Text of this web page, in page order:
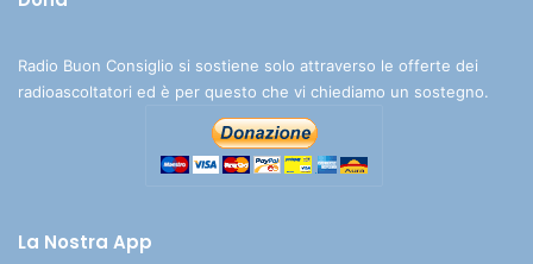
Radio Buon Consiglio si sostiene solo attraverso le offerte dei
radioascoltatori ed è per questo che vi chiediamo un sostegno.
La Nostra App